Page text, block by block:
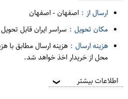
ارسال از : اصفهان-اصفهان
مکان تحویل : سراسر ایران قابل
هزینه ارسال : هزینه ارسال مطابق با
محل از خریدار اخذ خواهد شد.
اطلاعات بیشتر ❯